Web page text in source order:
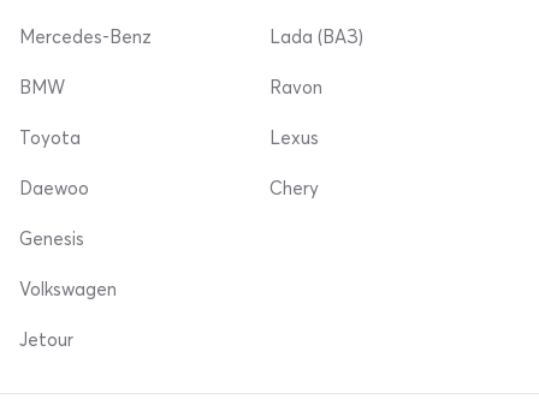
Mercedes-Benz Lada (ВАЗ)
BMW
Toyota
Daewoo
Ravon
Lexus
Chery
Genesis
Volkswagen
Jetour